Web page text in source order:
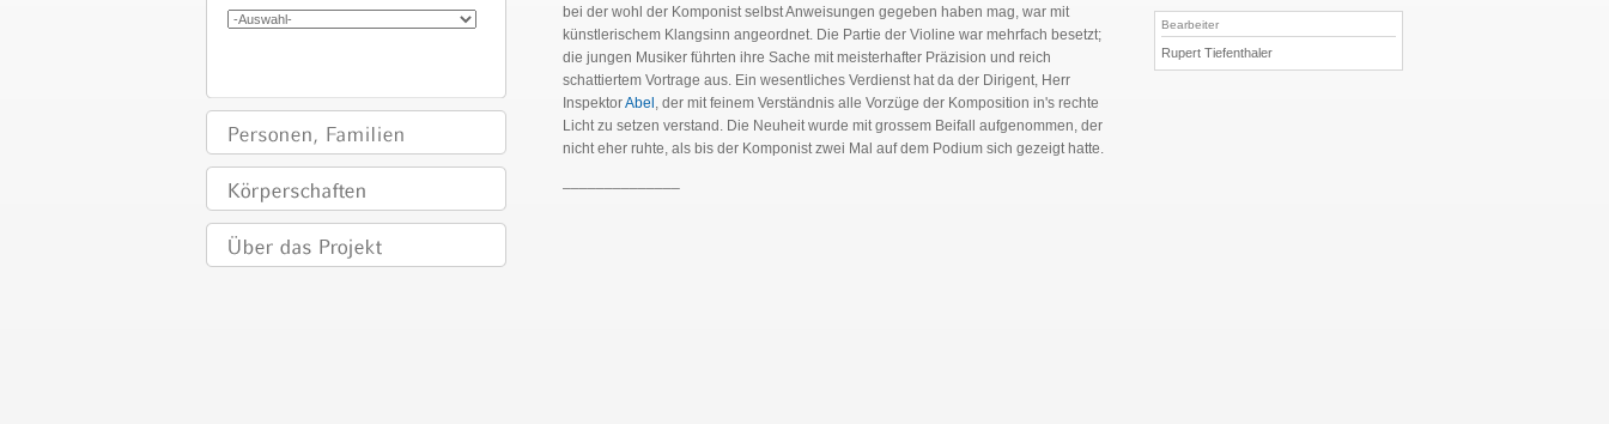
bei der wohl der Komponist selbst Anweisungen gegeben haben mag, war mit
künstlerischem Klangsinn angeordnet. Die Partie der Violine war mehrfach besetzt;
die jungen Musiker führten ihre Sache mit meisterhafter Präzision und reich
schattiertem Vortrage aus. Ein wesentliches Verdienst hat da der Dirigent, Herr
InspektorAbel , der mit feinem Verständnis alle Vorzüge der Komposition in's rechte
Licht zu setzen verstand. Die Neuheit wurde mit grossem Beifall aufgenommen, der
nicht eher ruhte, als bis der Komponist zwei Mal auf dem Podium sich gezeigt hatte.
Bearbeiter
Rupert Tiefenthaler